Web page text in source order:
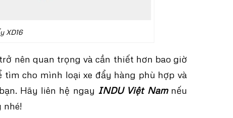
XD16
nên quan trọng và cần thiết hơn bao giờ
cho mình loại xe đẩy hàng phù hợp và
Hãy liên hệ ngay INDU Việt Namnếu
nhé!